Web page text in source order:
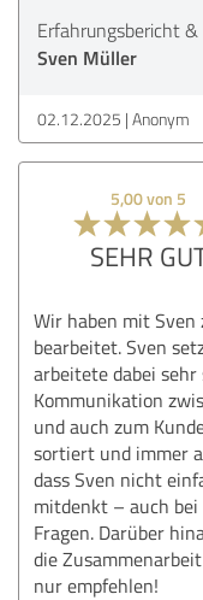
Erfahrungsbericht
Sven Müller
02.12.2025 Anonym
5,00 von 5
SEHR
Wir haben mit Sven
bearbeitet. Sven
arbeitete dabei
Kommunikation
und auch zum
sortiert und immer
dass Sven nicht
mitdenkt – auch
Fragen. Darüber
die
nur empfehlen!